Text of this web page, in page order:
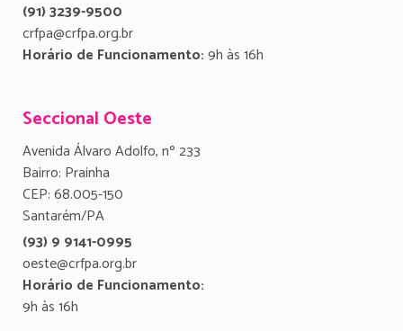
(91) 3239-9500
crfpa@crfpa.org.br
Horário de Funcionamento:9h às 16h
Seccional Oeste
Avenida Álvaro Adolfo, nº 233
Bairro: Prainha
CEP: 68.005-150
Santarém/PA
(93) 9 9141-0995
oeste@crfpa.org.br
Horário de Funcionamento:
9h às 16h